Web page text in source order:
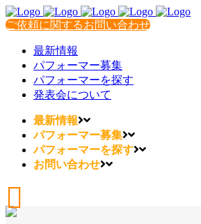
ご依頼に関するお問い合わせ
最新情報
パフォーマー募集
パフォーマーを探す
発表会について
最新情報
パフォーマー募集
パフォーマーを探す
お問い合わせ